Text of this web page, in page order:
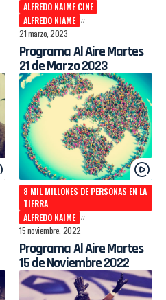
ALFREDO NAIME CINE
ALFREDO NIAME
21 marzo, 2023
Programa Al Aire Martes
21 de Marzo 2023
8 MIL MILLONES DE PERSONAS EN LA
TIERRA
ALFREDO NAIME
15 noviembre, 2022
Programa Al Aire Martes
15 de Noviembre 2022